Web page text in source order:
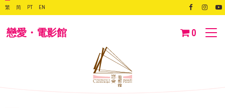
繁 简 PT EN
戀愛・電影館 0